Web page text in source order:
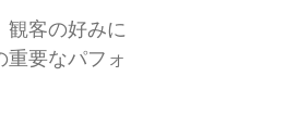
観客の好みに
要なパフォ